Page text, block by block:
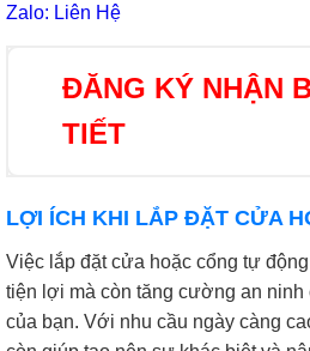
Zalo: Liên Hệ
ĐĂNG KÝ NHẬN
TIẾT
LỢI ÍCH KHI LẮP ĐẶT CỬA
Việc lắp đặt cửa hoặc cổng tự
tiện lợi mà còn tăng cường an ninh
của bạn. Với nhu cầu ngày càng